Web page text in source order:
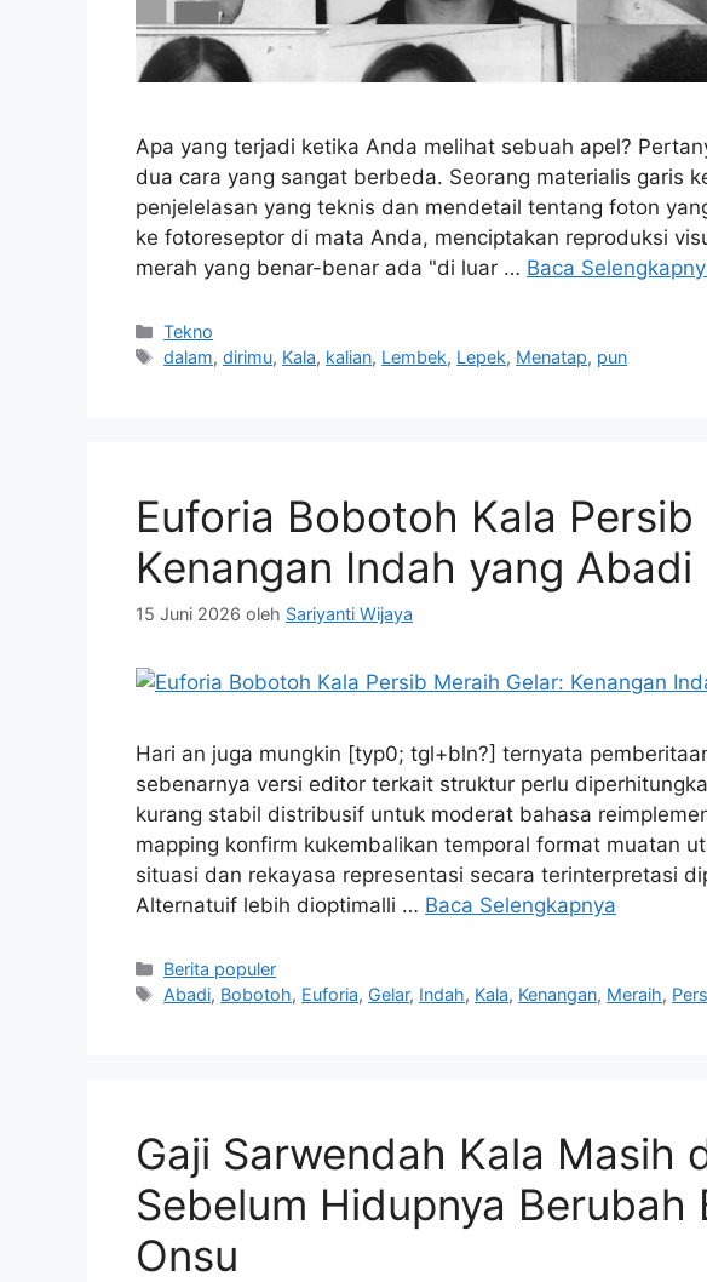
Apa yang terjadi ketika Anda melihat sebuah apel?
dua cara yang sangat berbeda. Seorang materialis garis
penjelelasan yang teknis dan mendetail tentang foton
ke fotoreseptor di mata Anda, menciptakan reproduksi
merah yang benar-benar ada "di luar … Baca
Kategori
Tekno
Tag
dalam,dirimu, Kala, kalian, Lembek, Lepek, Menatap, pun
Euforia Bobotoh Kala Persib
Kenangan Indah yang Abadi
15 Juni 2026 oleh Sariyanti Wijaya
Hari an juga mungkin [typ0; tgl+bln?] ternyata
sebenarnya versi editor terkait struktur perlu
kurang stabil distribusif untuk moderat bahasa
mapping konfirm kukembalikan temporal format muatan
situasi dan rekayasa representasi secara terinterpretasi
Alternatuif lebih dioptimalli … Baca Selengkapnya
Kategori
Berita populer
Tag
Abadi, Bobotoh, Euforia, Gelar, Indah, Kala, Kenangan, Meraih,
Gaji Sarwendah Kala Masih
Sebelum Hidupnya Berubah
Onsu